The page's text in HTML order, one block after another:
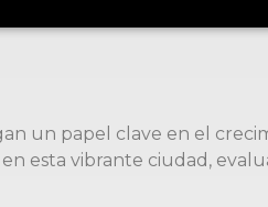
un papel clave en el
esta vibrante ciudad,